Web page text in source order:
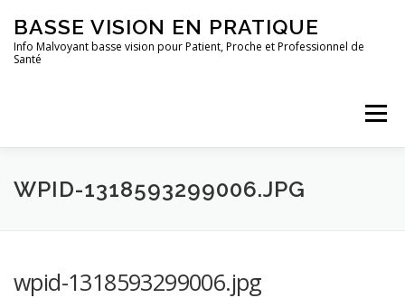
contenu
BASSE VISION EN PRATIQUE
Info Malvoyant basse vision pour Patient, Proche et Professionnel de
Santé
Menu
ACCUEIL QUI SUIS-JE ? TOUS LES ARTICLES
WPID-1318593299006.JPG
wpid-1318593299006.jpg